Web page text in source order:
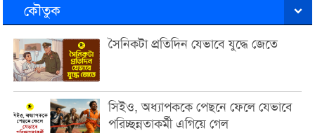
কৌতুক
সৈনিকটা প্রতিদিন যেভাবে যুদ্ধে জেতে
সিইও, অধ্যাপককে পেছনে ফেলে যেভাবে
পরিচ্ছন্নতাকর্মী এগিয়ে গেল